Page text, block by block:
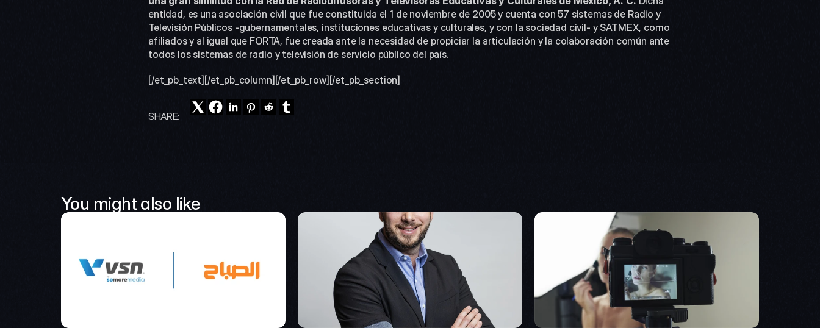
entidad, es una asociación civil que fue constituida el 1 de noviembre de 2005 y cuenta con 57 sistemas de Radio y
Televisión Públicos -gubernamentales, instituciones educativas y culturales, y con la sociedad civil- y SATMEX, como
afiliados y al igual que FORTA, fue creada ante la necesidad de propiciar la articulación y la colaboración común ante
todos los sistemas de radio y televisión de servicio público del país.
[/et_pb_text][/et_pb_column][/et_pb_row][/et_pb_section]
SHARE:
You might also like